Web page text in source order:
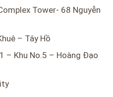
Tower- 68 Nguyễn
– Tây Hồ
– Khu No.5 – Hoàng Đạo